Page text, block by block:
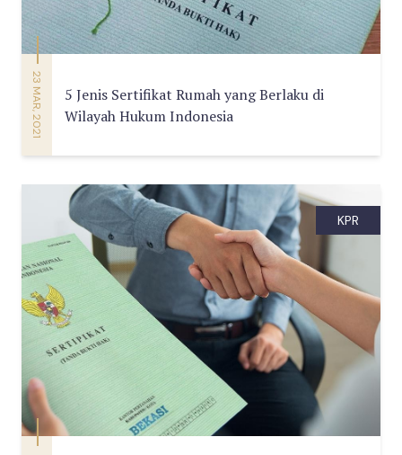
23 MAR, 2021
5 Jenis Sertifikat Rumah yang Berlaku di
Wilayah Hukum Indonesia
KPR